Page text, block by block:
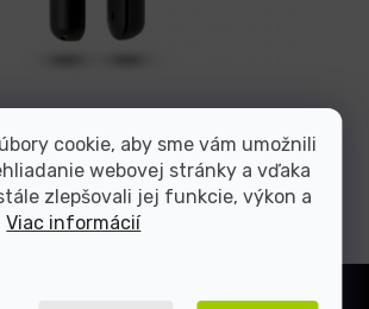
cookie, aby sme vám umožnili
webovej stránky a vďaka
zlepšovali jej funkcie, výkon a
Viac informácií
článok